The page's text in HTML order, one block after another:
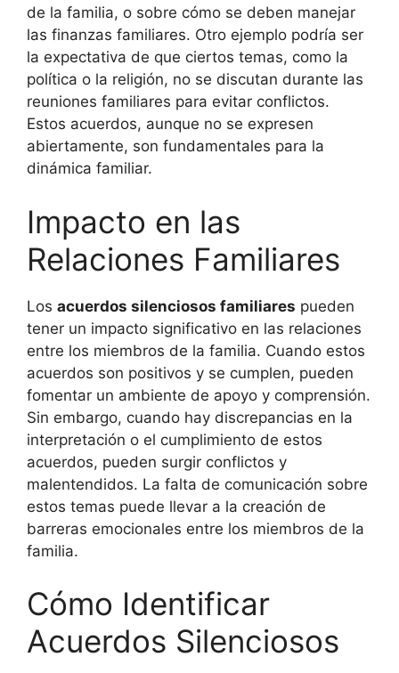
de la familia, o sobre cómo se deben manejar
las finanzas familiares. Otro ejemplo podría ser
la expectativa de que ciertos temas, como la
política o la religión, no se discutan durante las
reuniones familiares para evitar conflictos.
Estos acuerdos, aunque no se expresen
abiertamente, son fundamentales para la
dinámica familiar.
Impacto en las
Relaciones Familiares
Los acuerdos silenciosos familiares pueden
tener un impacto significativo en las relaciones
entre los miembros de la familia. Cuando estos
acuerdos son positivos y se cumplen, pueden
fomentar un ambiente de apoyo y comprensión.
Sin embargo, cuando hay discrepancias en la
interpretación o el cumplimiento de estos
acuerdos, pueden surgir conflictos y
malentendidos. La falta de comunicación sobre
estos temas puede llevar a la creación de
barreras emocionales entre los miembros de la
familia.
Cómo Identificar
Acuerdos Silenciosos